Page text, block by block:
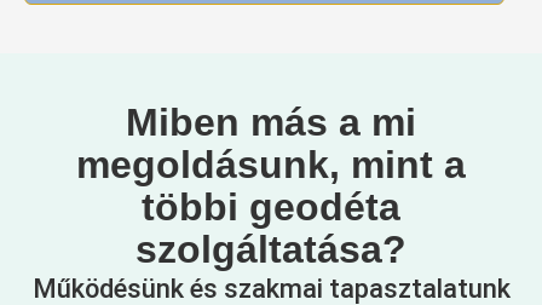
Miben más a mi
megoldásunk, mint a
többi geodéta
szolgáltatása?
Működésünk és szakmai tapasztalatunk